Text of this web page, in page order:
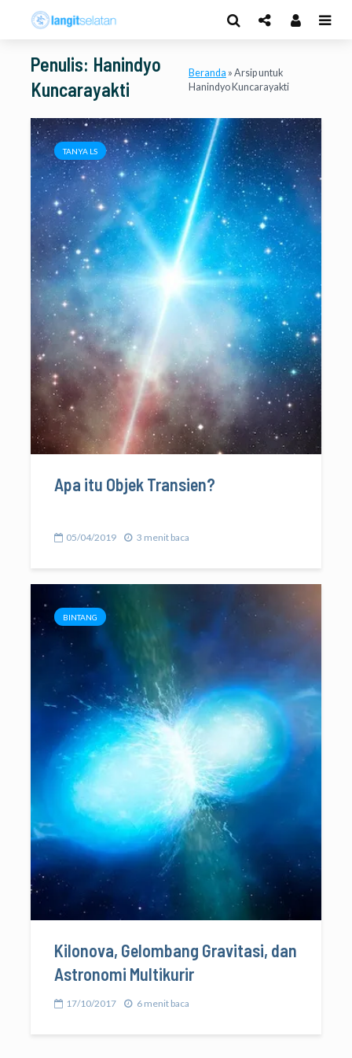
Penulis: Hanindyo
Kuncarayakti
Beranda » Arsip untuk
Hanindyo Kuncarayakti
TANYA LS
Apa itu Objek Transien?
05/04/2019 3 menit baca
BINTANG
Kilonova, Gelombang Gravitasi, dan
Astronomi Multikurir
17/10/2017 6 menit baca